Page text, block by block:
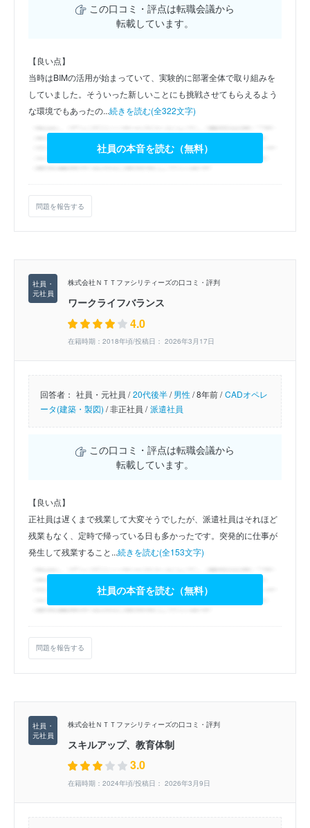
この口コミ・評点は転職会議から
転載しています。
【良い点】
当時はBIMの活用が始まっていて、実験的に部署全体で取り組みを
していました。そういった新しいことにも挑戦させてもらえるよう
な環境でもあったの...続きを読む(全322文字)
社員の本音を読む（無料）
問題を報告する
株式会社ＮＴＴファシリティーズの口コミ・評判
ワークライフバランス
4.0
在籍時期：2018年頃/投稿日： 2026年3月17日
回答者： 社員・元社員 / 20代後半/男性/8年前 / CADオペレ
ータ(建築・製図) /非正社員 / 派遣社員
この口コミ・評点は転職会議から
転載しています。
【良い点】
正社員は遅くまで残業して大変そうでしたが、派遣社員はそれほど
残業もなく、定時で帰っている日も多かったです。突発的に仕事が
発生して残業すること...続きを読む(全153文字)
社員の本音を読む（無料）
問題を報告する
株式会社ＮＴＴファシリティーズの口コミ・評判
スキルアップ、教育体制
3.0
在籍時期：2024年頃/投稿日： 2026年3月9日